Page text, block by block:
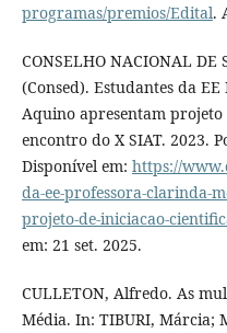
programas/premios/Edital.
CONSELHO NACIONAL DE
(Consed). Estudantes da
Aquino apresentam
encontro do X SIAT. 2023.
Disponível em: https://
da-ee-professora-clarinda-
projeto-de-iniciacao-
em: 21 set. 2025.
CULLETON, Alfredo. As
Média. In: TIBURI, Márcia;